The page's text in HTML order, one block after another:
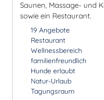
Saunen, Massage- und
sowie ein Restaurant.
19 Angebote
Restaurant
Wellnessbereich
familienfreundlich
Hunde erlaubt
Natur-Urlaub
Tagungsraum